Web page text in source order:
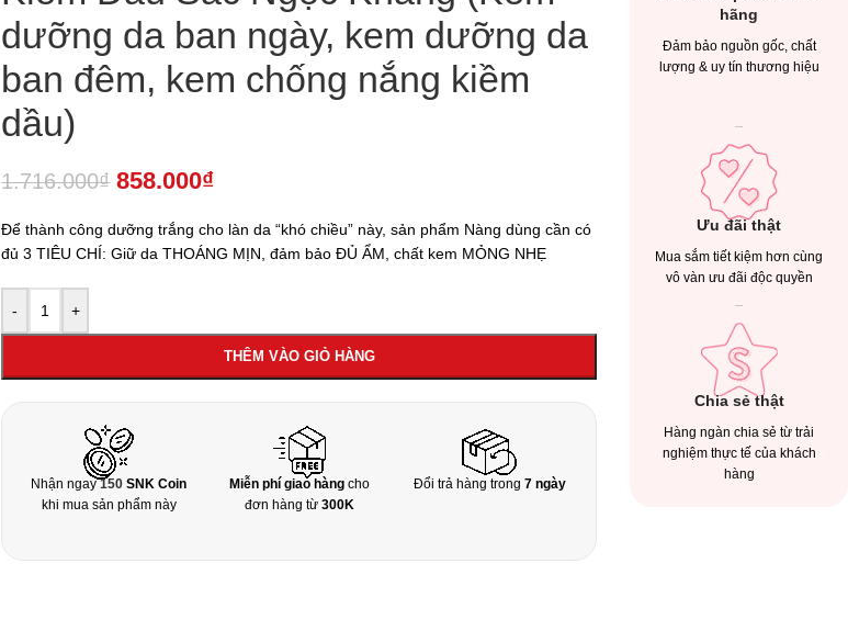
dưỡng da ban ngày, kem dưỡng da
ban đêm, kem chống nắng kiềm
dầu)
1.716.000₫ 858.000₫
Để thành công dưỡng trắng cho làn da “khó chiều” này, sản phẩm Nàng dùng cần có
đủ 3 TIÊU CHÍ: Giữ da THOÁNG MỊN, đảm bảo ĐỦ ẨM, chất kem MỎNG NHẸ
- +
THÊM VÀO GIỎ HÀNG
Nhận ngay150 SNK Coin
khi mua sản phẩm này
Miễn phí giao hàngcho
đơn hàng từ 300K
Đổi trả hàng trong 7 ngày
hãng
Đảm bảo nguồn gốc, chất
lượng & uy tín thương hiệu
Ưu đãi thật
Mua sắm tiết kiệm hơn cùng
vô vàn ưu đãi độc quyền
Chia sẻ thật
Hàng ngàn chia sẻ từ trải
nghiệm thực tế của khách
hàng